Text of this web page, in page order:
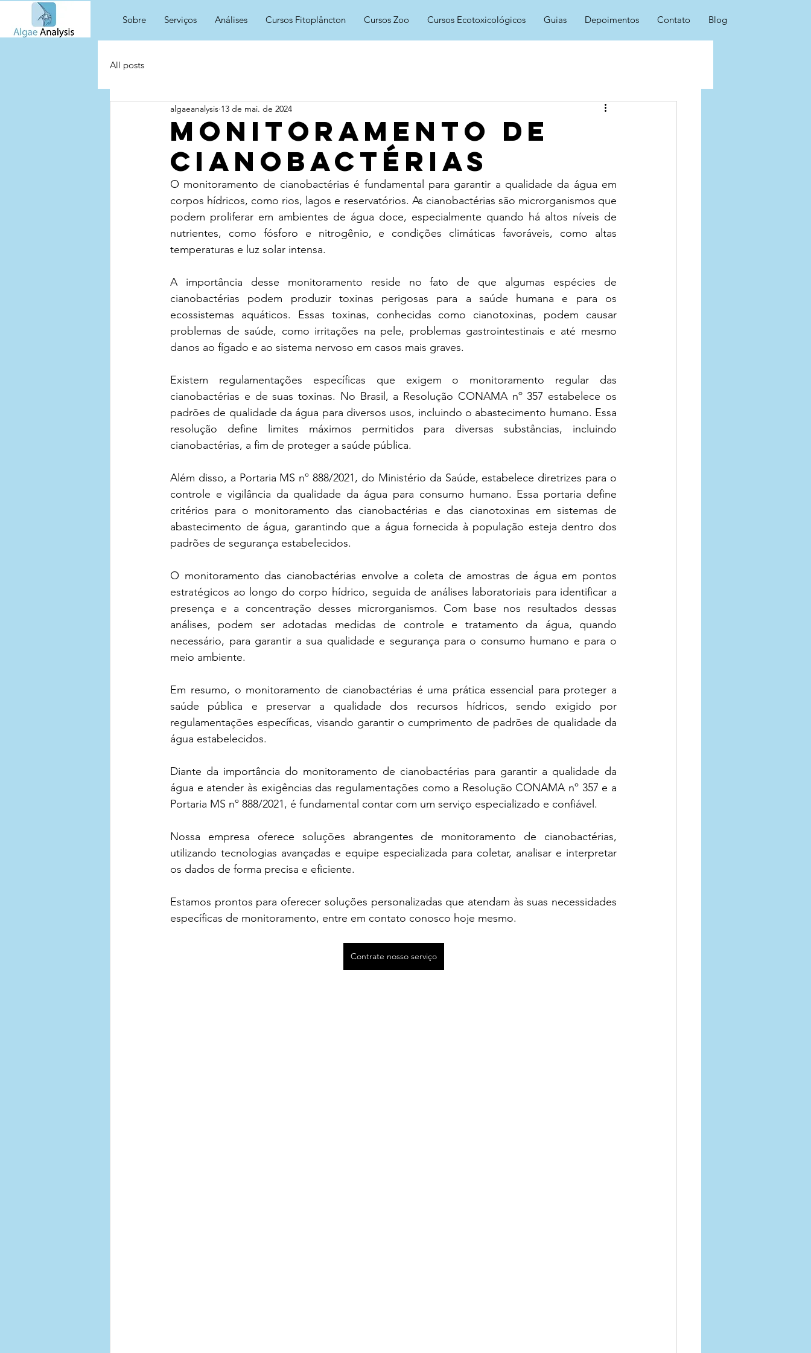
Sobre Serviços Análises Cursos Fitoplâncton Cursos Zoo Cursos Ecotoxicológicos Guias Depoimentos Contato Blog
All posts
Monitoramento de
cianobactérias
algaeanalysis 13 de mai. de 2024
O monitoramento de cianobactérias é fundamental para garantir a qualidade da água em
corpos hídricos, como rios, lagos e reservatórios. As cianobactérias são microrganismos que
podem proliferar em ambientes de água doce, especialmente quando há altos níveis de
nutrientes, como fósforo e nitrogênio, e condições climáticas favoráveis, como altas
temperaturas e luz solar intensa.
A importância desse monitoramento reside no fato de que algumas espécies de
cianobactérias podem produzir toxinas perigosas para a saúde humana e para os
ecossistemas aquáticos. Essas toxinas, conhecidas como cianotoxinas, podem causar
problemas de saúde, como irritações na pele, problemas gastrointestinais e até mesmo
danos ao fígado e ao sistema nervoso em casos mais graves.
Existem regulamentações específicas que exigem o monitoramento regular das
cianobactérias e de suas toxinas. No Brasil, a Resolução CONAMA nº 357 estabelece os
padrões de qualidade da água para diversos usos, incluindo o abastecimento humano. Essa
resolução define limites máximos permitidos para diversas substâncias, incluindo
cianobactérias, a fim de proteger a saúde pública.
Além disso, a Portaria MS nº 888/2021, do Ministério da Saúde, estabelece diretrizes para o
controle e vigilância da qualidade da água para consumo humano. Essa portaria define
critérios para o monitoramento das cianobactérias e das cianotoxinas em sistemas de
abastecimento de água, garantindo que a água fornecida à população esteja dentro dos
padrões de segurança estabelecidos.
O monitoramento das cianobactérias envolve a coleta de amostras de água em pontos
estratégicos ao longo do corpo hídrico, seguida de análises laboratoriais para identificar a
presença e a concentração desses microrganismos. Com base nos resultados dessas
análises, podem ser adotadas medidas de controle e tratamento da água, quando
necessário, para garantir a sua qualidade e segurança para o consumo humano e para o
meio ambiente.
Em resumo, o monitoramento de cianobactérias é uma prática essencial para proteger a
saúde pública e preservar a qualidade dos recursos hídricos, sendo exigido por
regulamentações específicas, visando garantir o cumprimento de padrões de qualidade da
água estabelecidos.
Diante da importância do monitoramento de cianobactérias para garantir a qualidade da
água e atender às exigências das regulamentações como a Resolução CONAMA nº 357 e a
Portaria MS nº 888/2021, é fundamental contar com um serviço especializado e confiável.
Nossa empresa oferece soluções abrangentes de monitoramento de cianobactérias,
utilizando tecnologias avançadas e equipe especializada para coletar, analisar e interpretar
os dados de forma precisa e eficiente.
Estamos prontos para oferecer soluções personalizadas que atendam às suas necessidades
específicas de monitoramento, entre em contato conosco hoje mesmo.
Contrate nosso serviço